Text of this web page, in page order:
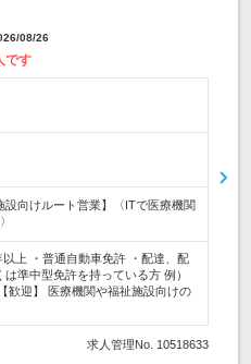
08/26
です
向けルート営業】〈ITで医療機関
以上 ・普通自動車免許 ・配達、配
準中型免許を持っている方 例）
歓迎】 医療機関や福祉施設向けの
求人管理No. 10518633